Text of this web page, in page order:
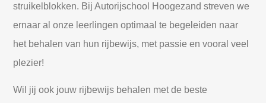
struikelblokken. Bij Autorijschool Hoogezand streven we
ernaar al onze leerlingen optimaal te begeleiden naar
het behalen van hun rijbewijs, met passie en vooral veel
plezier!
Wil jij ook jouw rijbewijs behalen met de beste